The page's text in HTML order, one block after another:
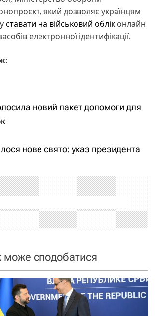
який дозволяє українцям
ставати на військовий облік онлайн
електронної ідентифікації.
новий пакет допомоги для
нове свято: указ президента
може сподобатися